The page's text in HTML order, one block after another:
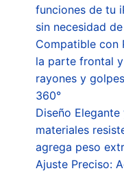
funciones de tu
sin necesidad
Compatible con
la parte frontal
rayones y
360°
Diseño
materiales
agrega peso
Ajuste Preciso: